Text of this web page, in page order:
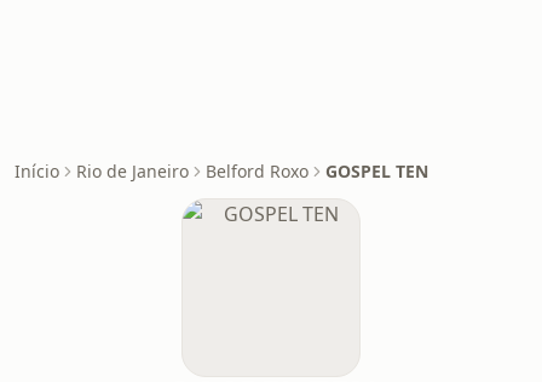
Início Rio de Janeiro Belford Roxo GOSPEL TEN